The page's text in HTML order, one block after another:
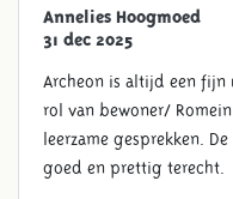
Annelies Hoogmoed
31 dec 2025
Archeon is altijd een fijn
rol van bewoner/
leerzame gesprekken.
goed en prettig terecht.